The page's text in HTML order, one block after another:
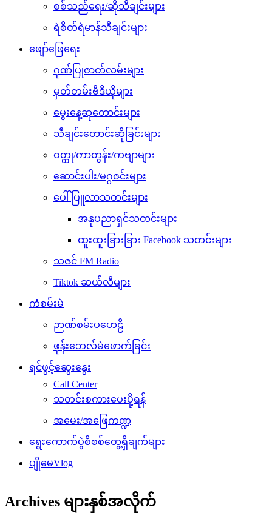
စစ်သည်ရေး/ဆိုသီချင်းများ
ရဲစိတ်ရဲမာန်သီချင်းများ
ဖျော်ဖြေရေး
ဂုဏ်ပြုဇာတ်လမ်းများ
မှတ်တမ်းဗီဒီယိုများ
မွေးနေ့ဆုတောင်းများ
သီချင်းတောင်းဆိုခြင်းများ
ဝတ္ထု/ကာတွန်း/ကဗျာများ
ဆောင်းပါး/မဂ္ဂဇင်းများ
ပေါ်ပြူလာသတင်းများ
အနုပညာရှင်သတင်းများ
ထူးထူးခြားခြား Facebook သတင်းများ
သဇင် FM Radio
Tiktok ဆယ်လီများ
ကံစမ်းမဲ
ဉာဏ်စမ်းပဟေဠိ
ဖုန်းဘေလ်မဲဖောက်ခြင်း
ရင်ဖွင့်ဆွေးနွေး
Call Center
သတင်းစကားပေးပို့ရန်
အမေး/အဖြေကဏ္ဍ
ရွေးကောက်ပွဲစိစစ်တွေ့ရှိချက်များ
ပျိုမေVlog
Archives များနှစ်အလိုက်